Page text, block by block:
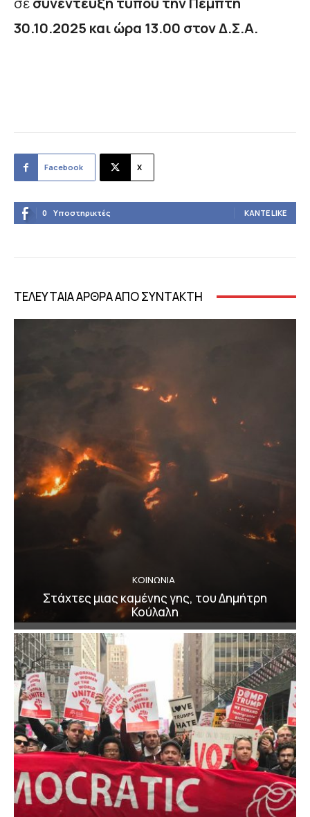
30.10.2025 και ώρα 13.00 στον Δ.Σ.Α.
Facebook X
0 Υποστηρικτές ΚΆΝΤΕ LIKE
ΤΕΛΕΥΤΑΙΑ ΑΡΘΡΑ ΑΠΟ ΣΥΝΤΑΚΤΗ
ΚΟΙΝΩΝΙΑ
Στάχτες μιας καμένης γης, του Δημήτρη
Κούλαλη